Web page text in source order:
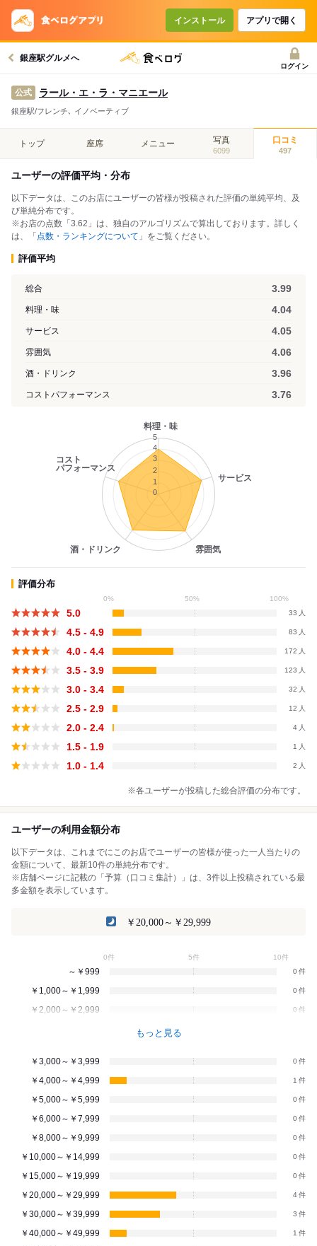
インストール アプリで開く
銀座駅グルメへ
ログイン
公式 ラール・エ・ラ・マニエール
銀座駅/フレンチ､ イノベーティブ
トップ 座席 メニュー 写真
6099
口コミ
497
ユーザーの評価平均・分布
以下データは、このお店にユーザーの皆様が投稿された評価の単純平均、及
び単純分布です。
※お店の点数「3.62」は、独自のアルゴリズムで算出しております。詳しく
は、「 点数・ランキングについて 」をご覧ください。
評価平均
総合 3.99
料理・味 4.04
サービス 4.05
雰囲気 4.06
酒・ドリンク 3.96
コストパフォーマンス 3.76
0
1
2
3
4
5
料理・味
サービス
雰囲気
酒・ドリンク
コスト
パフォーマンス
評価分布
0% 50% 100%
5.0 33
4.5 - 4.9 83
4.0 - 4.4 172
3.5 - 3.9 123
3.0 - 3.4 32
2.5 - 2.9 12
2.0 - 2.4 4
1.5 - 1.9 1
1.0 - 1.4 2
※各ユーザーが投稿した総合評価の分布です。
ユーザーの利用金額分布
以下データは、これまでにこのお店でユーザーの皆様が使った一人当たりの
金額について、最新10件の単純分布です。
※店舗ページに記載の「予算（口コミ集計）」は、3件以上投稿されている最
多金額を表示しています。
￥20,000～￥29,999
0件 5件 10件
～￥999 0
￥1,000～￥1,999 0
￥2,000～￥2,999 0
もっと見る
￥3,000～￥3,999 0
￥4,000～￥4,999 1
￥5,000～￥5,999 0
￥6,000～￥7,999 0
￥8,000～￥9,999 0
￥10,000～￥14,999 0
￥15,000～￥19,999 0
￥20,000～￥29,999 4
￥30,000～￥39,999 3
￥40,000～￥49,999 1